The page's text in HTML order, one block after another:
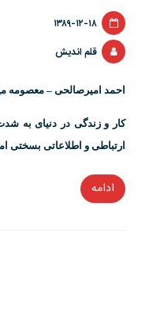
۱۳۸۹-۱۲-۱۸
قلم اندیش
احمد امیرصالحی – معصومه
کار و زندگی در دنیای به
ارتباطی و اطلاعاتی بسختی
ادامه “اصول
مبانی